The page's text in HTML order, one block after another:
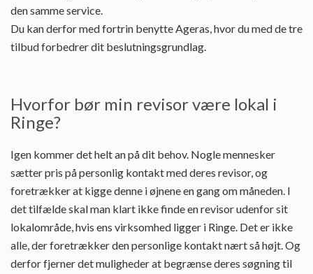
den samme service.
Du kan derfor med fortrin benytte Ageras, hvor du med de tre
tilbud forbedrer dit beslutningsgrundlag.
Hvorfor bør min revisor være lokal i
Ringe?
Igen kommer det helt an på dit behov. Nogle mennesker
sætter pris på personlig kontakt med deres revisor, og
foretrækker at kigge denne i øjnene en gang om måneden. I
det tilfælde skal man klart ikke finde en revisor udenfor sit
lokalområde, hvis ens virksomhed ligger i Ringe. Det er ikke
alle, der foretrækker den personlige kontakt nært så højt. Og
derfor fjerner det muligheder at begrænse deres søgning til